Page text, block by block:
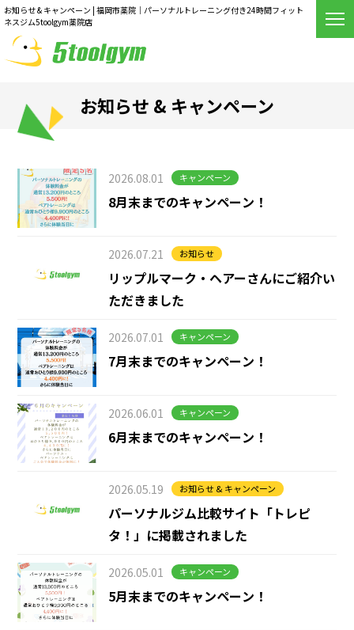
お知らせ & キャンペーン | 福岡市薬院｜パーソナルトレーニング付き24時間フィット
ネスジム5toolgym薬院店
お知らせ & キャンペーン
キャンペーン
8月末までのキャンペーン！
2026.08.01
お知らせ
リップルマーク・ヘアーさんにご紹介い
ただきました
2026.07.21
キャンペーン
7月末までのキャンペーン！
2026.07.01
キャンペーン
6月末までのキャンペーン！
2026.06.01
お知らせ & キャンペーン
パーソナルジム比較サイト「トレピ
タ！」に掲載されました
2026.05.19
キャンペーン
5月末までのキャンペーン！
2026.05.01